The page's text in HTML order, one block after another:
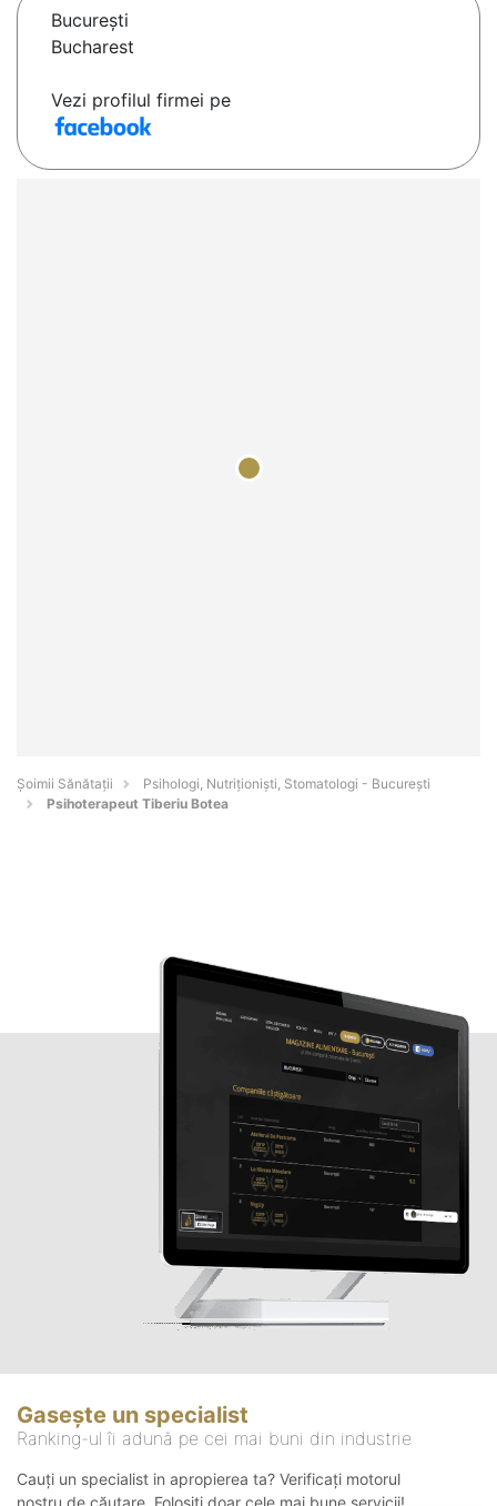
Bucureşti
Bucharest
Vezi profilul firmei pe
Şoimii Sănătații
Psihologi, Nutriționiști, Stomatologi - Bucureşti
Psihoterapeut Tiberiu Botea
Gasește un specialist
Ranking-ul îi adună pe cei mai buni din industrie
Cauți un specialist in apropierea ta? Verificați motorul
nostru de căutare. Folosiți doar cele mai bune servicii!